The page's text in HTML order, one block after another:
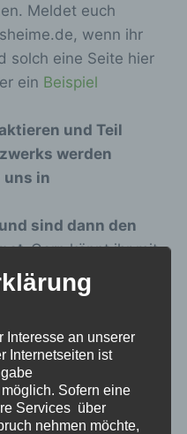
Meldet euch
wenn ihr
solch eine Seite hier
ein Beispiel
und Teil
werden
uns in
sind dann den
Gern könnt ihr mit
oder in
Wir schaffen
folgenden
nachschauen,
Interesse an unserer
Internetseiten ist
Sofern eine
Services über
nehmen möchte,